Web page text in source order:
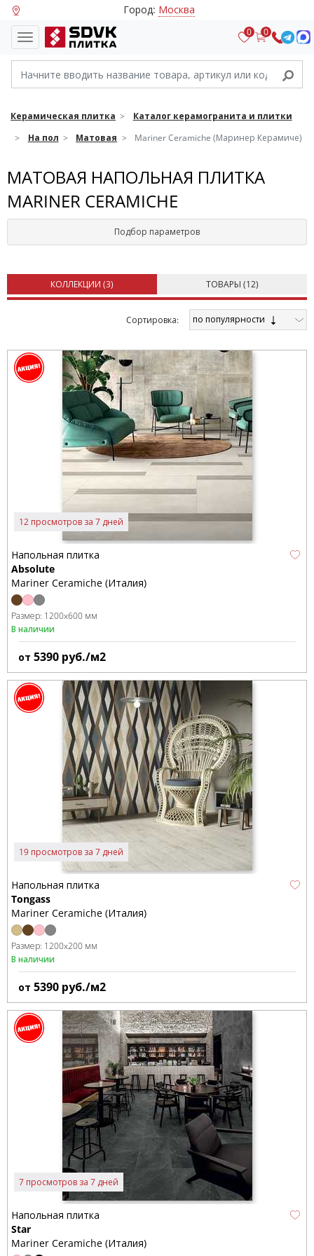
Город: Москва
0 0
Керамическая плитка
Каталог керамогранита и плитки
На пол
Матовая Mariner Ceramiche (Маринер Керамиче)
МАТОВАЯ НАПОЛЬНАЯ ПЛИТКА
MARINER CERAMICHE
Подбор параметров
КОЛЛЕКЦИИ (3) ТОВАРЫ (12)
Cортировка: по популярности
12 просмотров за 7 дней
Напольная плитка
Absolute
Mariner Ceramiche (Италия)
Размер: 1200x600 мм
В наличии
от 5390 руб./м2
19 просмотров за 7 дней
Напольная плитка
Tongass
Mariner Ceramiche (Италия)
Размер: 1200x200 мм
В наличии
от 5390 руб./м2
7 просмотров за 7 дней
Напольная плитка
Star
Mariner Ceramiche (Италия)